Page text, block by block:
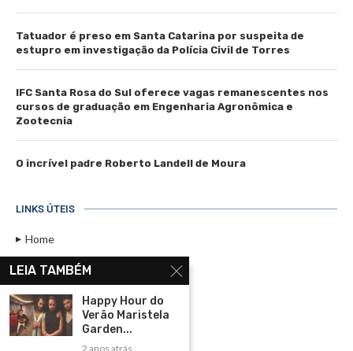
Tatuador é preso em Santa Catarina por suspeita de
estupro em investigação da Polícia Civil de Torres
IFC Santa Rosa do Sul oferece vagas remanescentes nos
cursos de graduação em Engenharia Agronômica e
Zootecnia
O incrível padre Roberto Landell de Moura
LINKS ÚTEIS
Home
Assinar
Contato
Política de Privacidade
Rádio Maristela - Ao Vivo
LEIA TAMBÉM
Happy Hour do
Verão Maristela
Garden...
2 anos atrás